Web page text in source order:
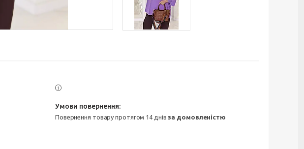
повернення товару протягом 14 днівза домовленістю